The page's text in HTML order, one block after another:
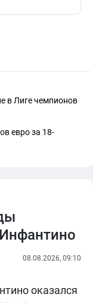
в Лиге чемпионов
евро за 18-
08.08.2026, 09:10
оказался